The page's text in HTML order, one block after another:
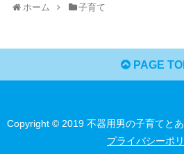
ホーム 子育て
PAGE
Copyright © 2019 不器用男の子育てと
プライバシーポ